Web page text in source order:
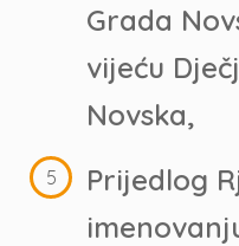
Grada
vijeću
Novska,
Prijedlog